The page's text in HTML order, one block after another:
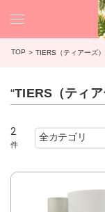
TOP TIERS（ティアーズ）
“TIERS（ティ
2
件